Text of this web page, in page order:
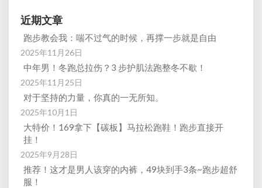
近期文章
跑步教会我：喘不过气的时候，再撑一步就是自由
2025年11月26日
中年男！冬跑总拉伤？3 步护肌法跑整冬不歇！
2025年11月25日
对于坚持的力量，你真的一无所知。
2025年10月1日
大特价！169拿下【碳板】马拉松跑鞋！跑步直接开
挂！
2025年9月28日
推荐！这才是男人该穿的内裤，49块到手3条~跑步超舒
服！